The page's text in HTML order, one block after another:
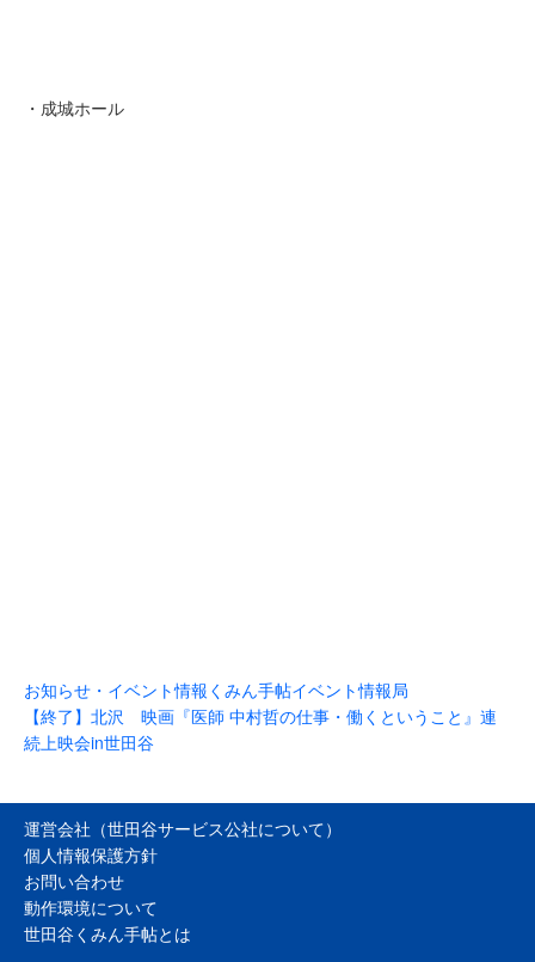
・成城ホール
お知らせ・イベント情報 くみん手帖イベント情報局
【終了】北沢 映画『医師 中村哲の仕事・働くということ』連
続上映会in世田谷
運営会社（世田谷サービス公社について）
個人情報保護方針
お問い合わせ
動作環境について
世田谷くみん手帖とは